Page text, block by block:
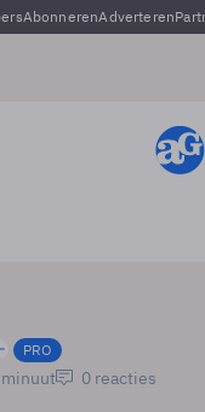
AbonnerenAdverteren
PRO
0 reacties